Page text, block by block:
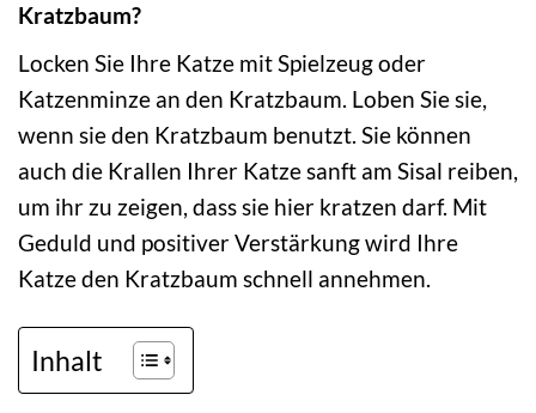
Kratzbaum?
Locken Sie Ihre Katze mit Spielzeug oder
Katzenminze an den Kratzbaum. Loben Sie sie,
wenn sie den Kratzbaum benutzt. Sie können
auch die Krallen Ihrer Katze sanft am Sisal reiben,
um ihr zu zeigen, dass sie hier kratzen darf. Mit
Geduld und positiver Verstärkung wird Ihre
Katze den Kratzbaum schnell annehmen.
Inhalt